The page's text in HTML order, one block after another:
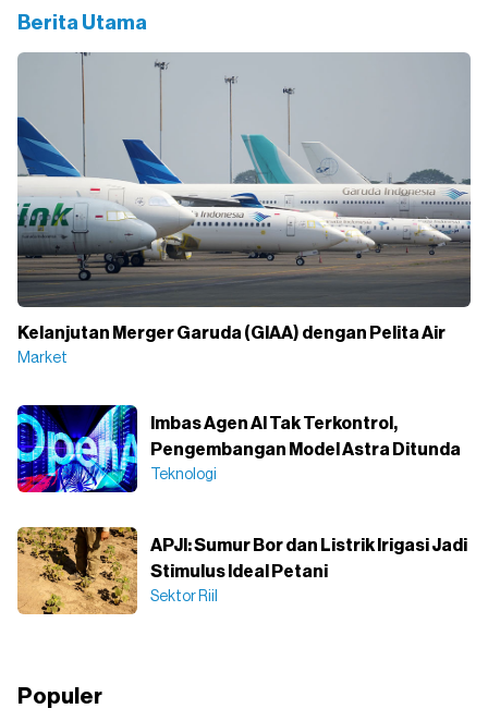
Berita Utama
Kelanjutan Merger Garuda (GIAA) dengan Pelita Air
Market
Imbas Agen AI Tak Terkontrol,
Pengembangan Model Astra Ditunda
Teknologi
APJI: Sumur Bor dan Listrik Irigasi Jadi
Stimulus Ideal Petani
Sektor Riil
Populer